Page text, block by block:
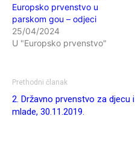
Europsko prvenstvo u
parskom gou – odjeci
25/04/2024
U "Europsko prvenstvo"
Prethodni članak
2. Državno prvenstvo za djecu i
mlade, 30.11.2019.